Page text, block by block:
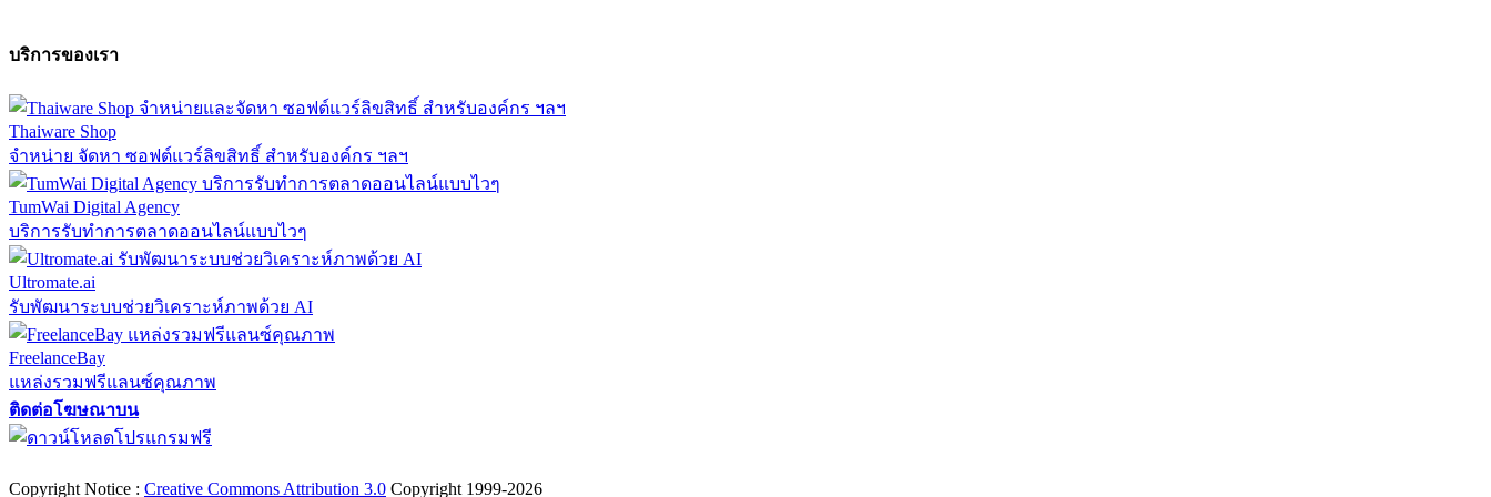
บริการของเรา
Thaiware Shop
จำหน่าย จัดหา ซอฟต์แวร์ลิขสิทธิ์ สำหรับองค์กร ฯลฯ
TumWai Digital Agency
บริการรับทำการตลาดออนไลน์แบบไวๆ
Ultromate.ai
รับพัฒนาระบบช่วยวิเคราะห์ภาพด้วย AI
FreelanceBay
แหล่งรวมฟรีแลนซ์คุณภาพ
ติดต่อโฆษณาบน
Copyright Notice : Creative Commons Attribution 3.0 Copyright 1999-2026